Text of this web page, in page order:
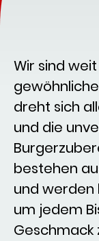
Wir sind
dreht sich
und die
bestehen
und werden
um jedem
Geschmack